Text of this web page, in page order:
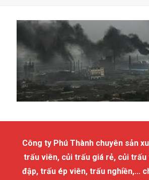
Công ty Phú Thành chuyên sản
trấu viên, củi trấu giá rẻ, củi trấu
đập, trấu ép viên, trấu nghiền,...